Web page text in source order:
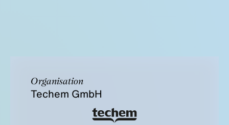
Organisation
Techem GmbH